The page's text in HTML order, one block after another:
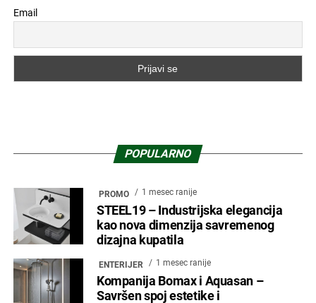
Email
POPULARNO
PROMO 1 mesec ranije
STEEL19 – Industrijska elegancija
kao nova dimenzija savremenog
dizajna kupatila
ENTERIJER 1 mesec ranije
Kompanija Bomax i Aquasan –
Savršen spoj estetike i